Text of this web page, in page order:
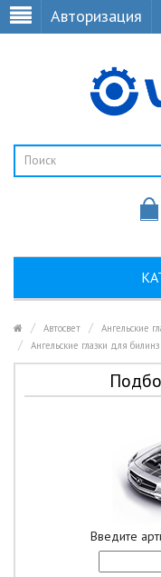
Авторизация
Автосвет
Ангельские
Ангельские глазки для
Введите